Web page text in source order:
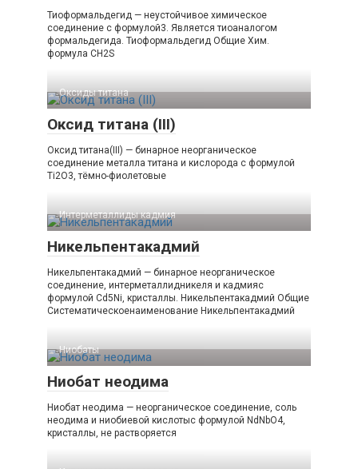
Тиоформальдегид — неустойчивое химическое
соединение с формулой3. Является тиоаналогом
формальдегида. Тиоформальдегид Общие Хим.
формула CH2S
Оксиды титана‎
Оксид титана (III)
Оксид титана(III) — бинарное неорганическое
соединение металла титана и кислорода с формулой
Ti2O3, тёмно-фиолетовые
Интерметаллиды кадмия‎
Никельпентакадмий
Никельпентакадмий — бинарное неорганическое
соединение, интерметаллидникеля и кадмияс
формулой Cd5Ni, кристаллы. Никельпентакадмий Общие
Систематическоенаименование Никельпентакадмий
Ниобаты‎
Ниобат неодима
Ниобат неодима — неорганическое соединение, соль
неодима и ниобиевой кислотыс формулой NdNbO4,
кристаллы, не растворяется